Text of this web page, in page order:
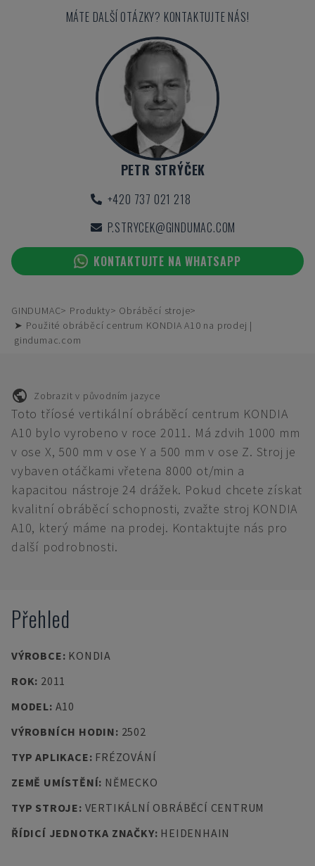
MÁTE DALŠÍ OTÁZKY? KONTAKTUJTE NÁS!
PETR STRÝČEK
+420 737 021 218
P.STRYCEK@GINDUMAC.COM
KONTAKTUJTE NA WHATSAPP
GINDUMAC Produkty
Obráběcí stroje
➤ Použité obráběcí centrum KONDIA A10 na prodej |
gindumac.com
Zobrazit v původním jazyce
Toto tříosé vertikální obráběcí centrum KONDIA
A10 bylo vyrobeno v roce 2011. Má zdvih 1000 mm
v ose X, 500 mm v ose Y a 500 mm v ose Z. Stroj je
vybaven otáčkami vřetena 8000 ot/min a
kapacitou nástroje 24 drážek. Pokud chcete získat
kvalitní obráběcí schopnosti, zvažte stroj KONDIA
A10, který máme na prodej. Kontaktujte nás pro
další podrobnosti.
Přehled
VÝROBCE: KONDIA
ROK: 2011
MODEL: A10
VÝROBNÍCH HODIN: 2502
TYP APLIKACE: FRÉZOVÁNÍ
ZEMĚ UMÍSTĚNÍ: NĚMECKO
TYP STROJE: VERTIKÁLNÍ OBRÁBĚCÍ CENTRUM
ŘÍDICÍ JEDNOTKA ZNAČKY: HEIDENHAIN